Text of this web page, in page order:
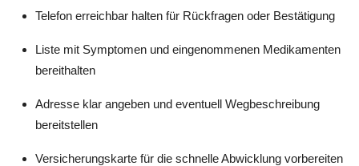
Telefon erreichbar halten für Rückfragen oder Bestätigung
Liste mit Symptomen und eingenommenen Medikamenten
bereithalten
Adresse klar angeben und eventuell Wegbeschreibung
bereitstellen
Versicherungskarte für die schnelle Abwicklung vorbereiten